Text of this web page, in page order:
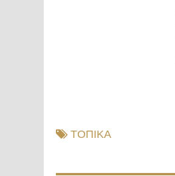
ΤΟΠΙΚΑ